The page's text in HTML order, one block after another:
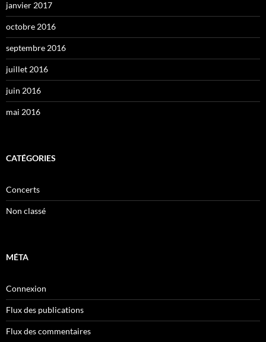
janvier 2017
octobre 2016
septembre 2016
juillet 2016
juin 2016
mai 2016
CATÉGORIES
Concerts
Non classé
MÉTA
Connexion
Flux des publications
Flux des commentaires